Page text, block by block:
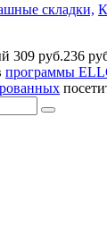
складки,
309 руб.236
программы